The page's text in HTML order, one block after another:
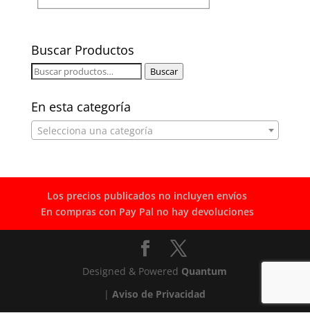
Buscar Productos
Buscar
Buscar
En esta categoría
Selecciona una categoría
Los precios publicados no incluyen envíos
En compras con Pay Pal no hay devoluciones
Designed & Powered Quantum
|Aviso de Privacidad